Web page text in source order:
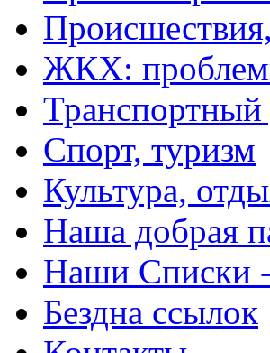
ЖКХ:
Транспортный
Спорт, туризм
Культура,
Наша добрая
Наши Списки
Бездна ссылок